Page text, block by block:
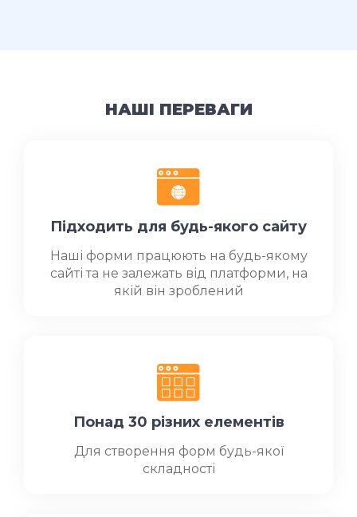
НАШІ ПЕРЕВАГИ
Підходить для будь-якого сайту
Наші форми працюють на будь-якому
сайті та не залежать від платформи, на
якій він зроблений
Понад 30 різних елементів
Для створення форм будь-якої
складності